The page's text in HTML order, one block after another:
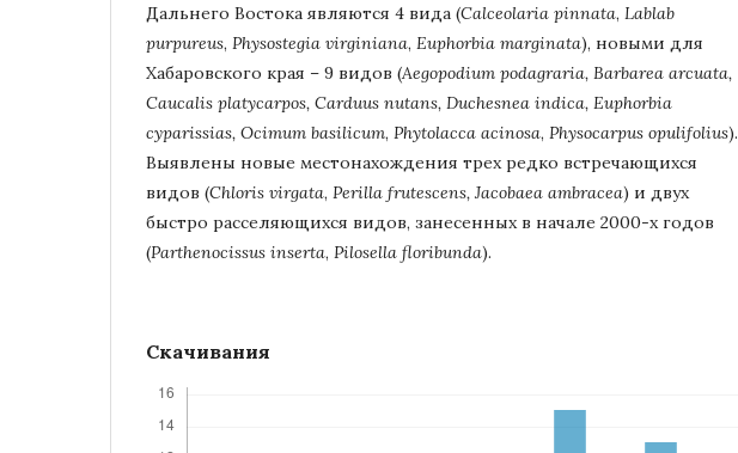
Дальнего Востока являются 4 вида (Calceolaria pinnata, Lablab
purpureus, Physostegia virginiana, Euphorbia marginata), новыми для
Хабаровского края – 9 видов (Aegopodium podagraria, Barbarea arcuata,
Caucalis platycarpos, Carduus nutans, Duchesnea indica, Euphorbia
cyparissias, Ocimum basilicum, Phytolacca acinosa, Physocarpus opulifolius).
Выявлены новые местонахождения трех редко встречающихся
видов (Chloris virgata, Perilla frutescens, Jacobaea ambracea) и двух
быстро расселяющихся видов, занесенных в начале 2000-х годов
(Parthenocissus inserta, Pilosella floribunda).
Скачивания